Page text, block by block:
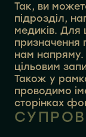
Так, ви
підрозділ,
медиків. Для
призначення
нам
цільовим
Також у
проводимо
сторінках